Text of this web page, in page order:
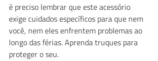
é preciso lembrar que este acessório
exige cuidados específicos para que nem
você, nem eles enfrentem problemas ao
longo das férias. Aprenda truques para
proteger o seu.